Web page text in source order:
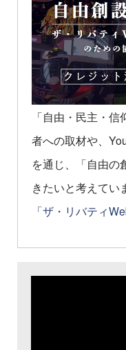
「自由・民主・
者への取材や、
を通じ、「自由の
きたいと考えてい
「ザ・リバティ